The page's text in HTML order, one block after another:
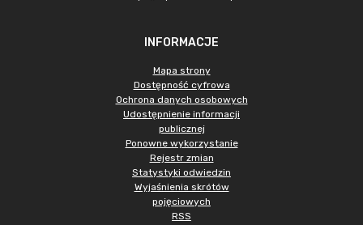
INFORMACJE
Mapa strony
Dostępność cyfrowa
Ochrona danych osobowych
Udostępnienie informacji
publicznej
Ponowne wykorzystanie
Rejestr zmian
Statystyki odwiedzin
Wyjaśnienia skrótów
pojęciowych
RSS